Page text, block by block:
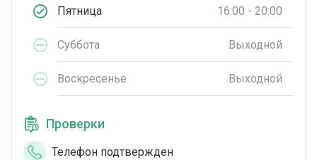
Пятница 16:00 - 20:00
Суббота Выходной
Воскресенье Выходной
Проверки
Телефон подтвержден